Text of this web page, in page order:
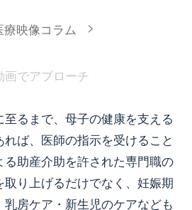
療映像コラム
>
画でアプローチ
るまで、母子の健康を支える
ば、医師の指示を受けること
助産介助を許された専門職の
り上げるだけでなく、妊娠期
房ケア・新生児のケアなども